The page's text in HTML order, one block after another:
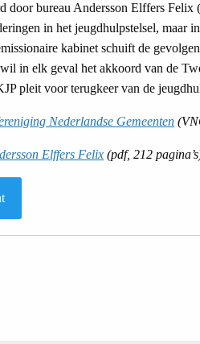
door bureau Andersson Elffers
in het jeugdhulpstelsel, maar
kabinet schuift de
in elk geval het akkoord van de
pleit voor terugkeer van de
Nederlandse Gemeenten
Elffers Felix (pdf, 212